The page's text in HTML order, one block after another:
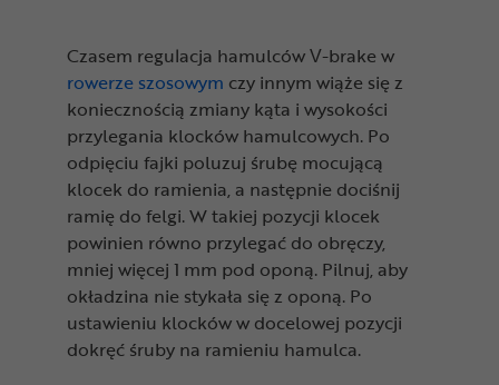
Czasem regulacja hamulców V-brake w
rowerze szosowym czy innym wiąże się z
koniecznością zmiany kąta i wysokości
przylegania klocków hamulcowych. Po
odpięciu fajki poluzuj śrubę mocującą
klocek do ramienia, a następnie dociśnij
ramię do felgi. W takiej pozycji klocek
powinien równo przylegać do obręczy,
mniej więcej 1 mm pod oponą. Pilnuj, aby
okładzina nie stykała się z oponą. Po
ustawieniu klocków w docelowej pozycji
dokręć śruby na ramieniu hamulca.